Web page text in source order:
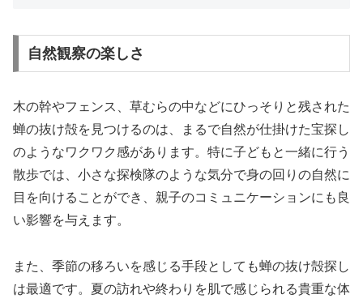
自然観察の楽しさ
木の幹やフェンス、草むらの中などにひっそりと残された
蝉の抜け殻を見つけるのは、まるで自然が仕掛けた宝探し
のようなワクワク感があります。特に子どもと一緒に行う
散歩では、小さな探検隊のような気分で身の回りの自然に
目を向けることができ、親子のコミュニケーションにも良
い影響を与えます。
また、季節の移ろいを感じる手段としても蝉の抜け殻探し
は最適です。夏の訪れや終わりを肌で感じられる貴重な体